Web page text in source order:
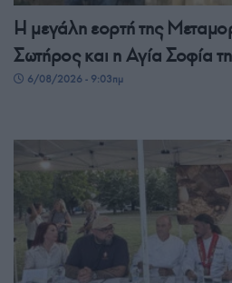
Η μεγάλη εορτή της
Σωτήρος και η Αγία Σοφία
6/08/2026 - 9:03πμ